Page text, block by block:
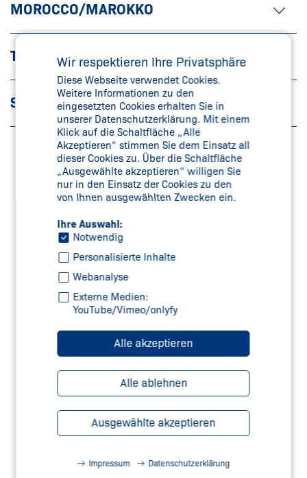
MOROCCO/MAROKKO
TUNISIA/TUNESIEN
SOUTH AFRICA/SÜDAFRIKA
SAFETY SERVICES – TEC.NICUM
Mehr erfahren
UNSERER SAFETY WEBSHOP
Wir respektieren Ihre Privatsphäre
Diese Webseite verwendet Cookies.
Weitere Informationen zu den
eingesetzten Cookies erhalten Sie in
unserer Datenschutzerklärung. Mit einem
Klick auf die Schaltfläche „Alle
Akzeptieren“ stimmen Sie dem Einsatz all
dieser Cookies zu. Über die Schaltfläche
„Ausgewählte akzeptieren“ willigen Sie
nur in den Einsatz der Cookies zu den
von Ihnen ausgewählten Zwecken ein.
Ihre Auswahl:
Notwendig
Personalisierte Inhalte
Webanalyse
Externe Medien:
YouTube/Vimeo/onlyfy
Alle akzeptieren
Alle ablehnen
Ausgewählte akzeptieren
Impressum Datenschutzerklärung